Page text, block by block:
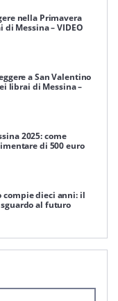
nella Primavera
Messina – VIDEO
a San Valentino
librai di Messina –
2025: come
di 500 euro
compie dieci anni: il
al futuro